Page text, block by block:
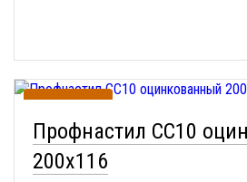
В наличии
Профнастил СС10
200х116